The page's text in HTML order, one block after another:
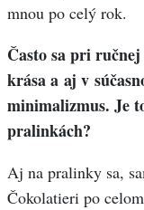
mnou po celý rok.
Často sa pri
krása a aj v
minimalizmus. Je
pralinkách?
Aj na pralinky sa,
Čokolatieri po